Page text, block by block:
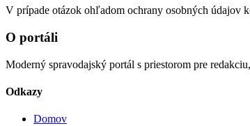
V prípade otázok ohľadom ochrany osobných údajov
O portáli
Moderný spravodajský portál s priestorom pre
Odkazy
Domov